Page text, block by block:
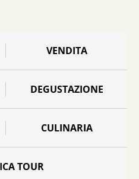
VENDITA
DEGUSTAZIONE
CULINARIA
TOUR